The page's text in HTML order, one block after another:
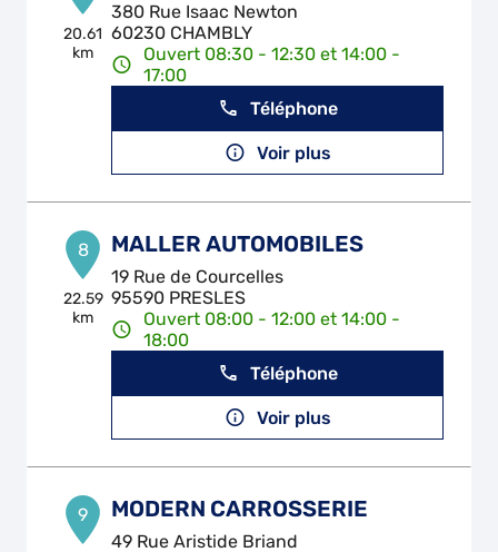
20.61
km
380 Rue Isaac Newton
60230 CHAMBLY
Ouvert 08:30 - 12:30 et 14:00 -
17:00
Téléphone
Voir plus
8
22.59
km
MALLER AUTOMOBILES
19 Rue de Courcelles
95590 PRESLES
Ouvert 08:00 - 12:00 et 14:00 -
18:00
Téléphone
Voir plus
9 MODERN CARROSSERIE
49 Rue Aristide Briand